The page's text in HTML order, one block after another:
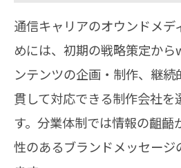
通信キャリアのオウンドメデ
めには、初期の戦略策定か
ンテンツの企画・制作、継
貫して対応できる制作会社を
す。分業体制では情報の齟齬
性のあるブランドメッセージ